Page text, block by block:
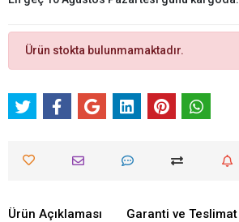
Ürün stokta bulunmamaktadır.
Ürün Açıklaması Garanti ve Teslimat